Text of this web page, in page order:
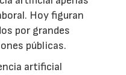
Hoy figuran
por grandes
públicas.
artificial